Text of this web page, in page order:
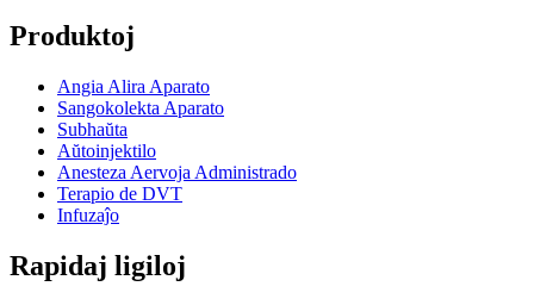
Produktoj
Angia Alira Aparato
Sangokolekta Aparato
Subhaŭta
Aŭtoinjektilo
Anesteza Aervoja Administrado
Terapio de DVT
Infuzaĵo
Rapidaj ligiloj